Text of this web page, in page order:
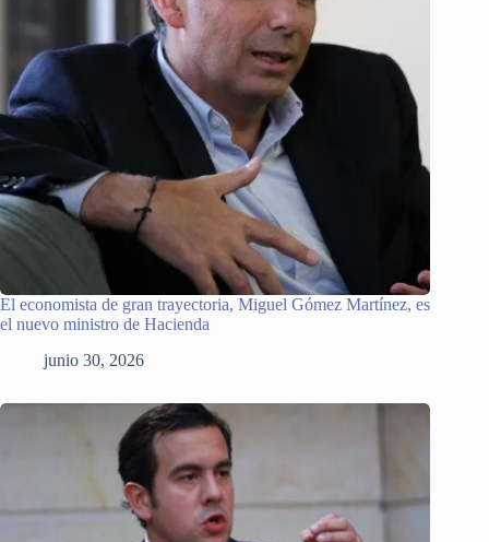
El economista de gran trayectoria, Miguel Gómez Martínez, es
el nuevo ministro de Hacienda
junio 30, 2026